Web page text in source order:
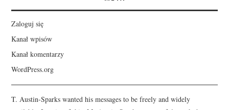
Zaloguj się
Kanał wpisów
Kanał komentarzy
WordPress.org
T. Austin-Sparks wanted his messages to be freely and widely